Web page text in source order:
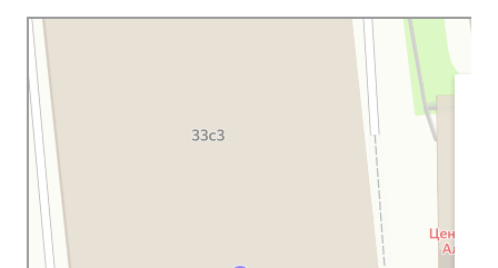
Московская Библейская Церковь
Протестантская церковь в Москве